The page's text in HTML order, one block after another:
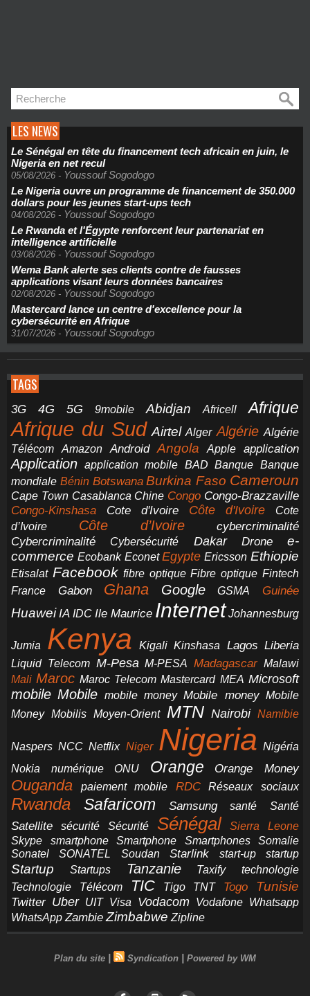
LES NEWS
Le Sénégal en tête du financement tech africain en juin, le
Nigeria en net recul
05/08/2026 - Youssouf Sogodogo
Le Nigeria ouvre un programme de financement de 350.000
dollars pour les jeunes start-ups tech
04/08/2026 - Youssouf Sogodogo
Le Rwanda et l'Égypte renforcent leur partenariat en
intelligence artificielle
03/08/2026 - Youssouf Sogodogo
Wema Bank alerte ses clients contre de fausses
applications visant leurs données bancaires
02/08/2026 - Youssouf Sogodogo
Mastercard lance un centre d'excellence pour la
cybersécurité en Afrique
31/07/2026 - Youssouf Sogodogo
TAGS
3G 4G 5G 9mobile Abidjan Africell Afrique
Afrique du Sud Airtel Alger Algérie Algérie
Télécom
Amazon Android Angola Apple application
Application application mobile BAD Banque Banque
mondiale Bénin Botswana Burkina Faso Cameroun
Cape Town Casablanca Chine Congo Congo-Brazzaville
Congo-Kinshasa Cote d'Ivoire Côte d'Ivoire
Cote
d’Ivoire
Côte d’Ivoire
cybercriminalité
Cybercriminalité
Cybersécurité Dakar Drone
e-
commerce Ecobank Econet Egypte Ericsson Ethiopie
Etisalat Facebook fibre optique Fibre optique Fintech
France
Gabon Ghana Google GSMA Guinée
Huawei IA IDC Ile Maurice Internet Johannesburg
Jumia Kenya Kigali Kinshasa Lagos Liberia
Liquid Telecom M-Pesa M-PESA Madagascar Malawi
Mali Maroc Maroc Telecom Mastercard MEA Microsoft
mobile Mobile mobile money Mobile money Mobile
Money Mobilis Moyen-Orient MTN Nairobi Namibie
Naspers NCC Netflix Niger Nigeria Nigéria
Nokia
numérique ONU Orange Orange Money
Ouganda paiement mobile RDC Réseaux sociaux
Rwanda Safaricom Samsung santé Santé
Satellite sécurité Sécurité Sénégal
Sierra Leone
Skype
smartphone Smartphone Smartphones
Somalie
Sonatel
SONATEL Soudan Starlink start-up startup
Startup Startups Tanzanie Taxify
technologie
Technologie
Télécom TIC Tigo TNT Togo Tunisie
Twitter Uber UIT Visa Vodacom Vodafone Whatsapp
WhatsApp Zambie Zimbabwe Zipline
Plan du site | Syndication | Powered by WM